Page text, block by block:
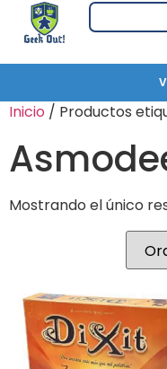
Inicio / Productos
Mostrando el único